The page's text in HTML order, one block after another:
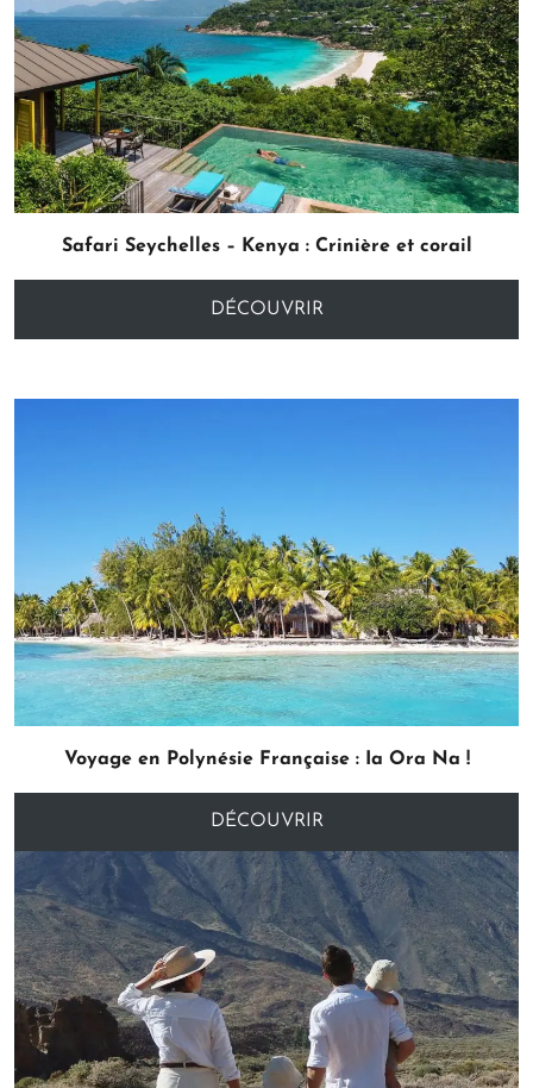
Safari Seychelles – Kenya : Crinière et corail
DÉCOUVRIR
Voyage en Polynésie Française : Ia Ora Na !
DÉCOUVRIR